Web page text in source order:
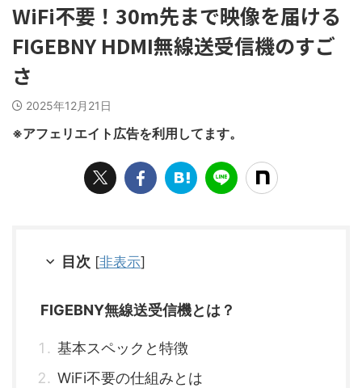
WiFi不要！30m先まで映像を届ける
FIGEBNY HDMI無線送受信機のすご
さ
2025年12月21日
※アフェリエイト広告を利用してます。
目次 [非表示]
FIGEBNY無線送受信機とは？
基本スペックと特徴
WiFi不要の仕組みとは